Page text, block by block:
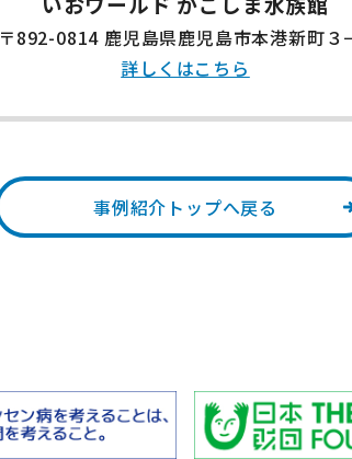
〒892-0814 鹿児島県鹿児島市本港新町３
詳しくはこちら
事例紹介トップへ戻る